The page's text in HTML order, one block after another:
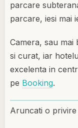
parcare
parcare, iesi mai
Camera, sau mai
si curat, iar
excelenta in
pe Booking.
Aruncati o privire